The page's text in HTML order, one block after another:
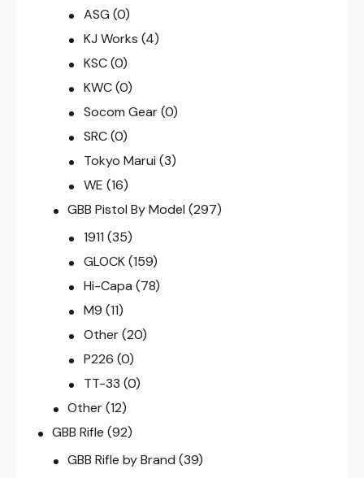
ASG (0)
KJ Works (4)
KSC (0)
KWC (0)
Socom Gear (0)
SRC (0)
Tokyo Marui (3)
WE (16)
GBB Pistol By Model (297)
1911 (35)
GLOCK (159)
Hi-Capa (78)
M9 (11)
Other (20)
P226 (0)
TT-33 (0)
Other (12)
GBB Rifle (92)
GBB Rifle by Brand (39)